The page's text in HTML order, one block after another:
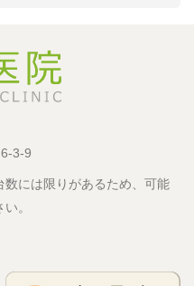
3-9
には限りがあるため、可能
。